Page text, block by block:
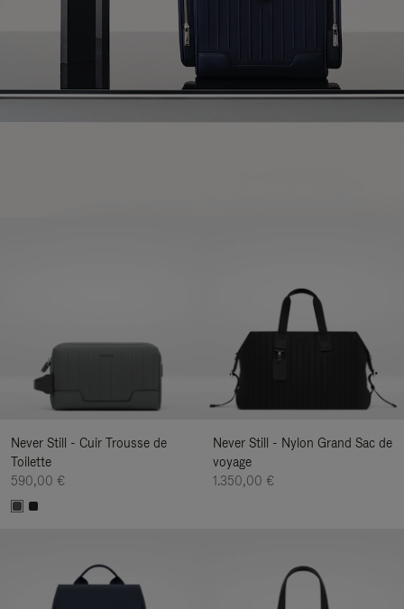
Never Still - Cuir Trousse de
Toilette
590,00 €
Never Still - Nylon Grand Sac de
voyage
1.350,00 €